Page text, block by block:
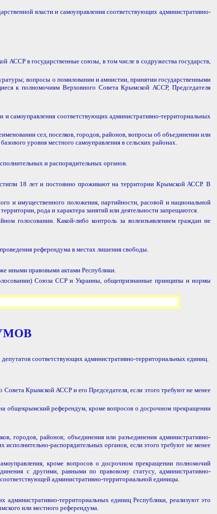
власти и самоуправления соответствующих административно-
в государственные союзы, в том числе в содружества государств,
вопросы о помиловании и амнистии, принятии государственными
к полномочиям Верховного Совета Крымской АССР, Председателя
самоуправления соответствующих административно-территориальных
сел, поселков, городов, районов, вопросы об объединении или
уровня местного самоуправления в сельских районах.
и распорядительных органов.
18 лет и постоянно проживают на территории Крымской АССР. В
и имущественного положения, партийности, расовой и национальной
рода и характера занятий или деятельности запрещаются.
голосовании. Какой-либо контроль за волеизъявлением граждан не
референдума в местах лишения свободы.
иными правовыми актами Республики.
Союза ССР и Украины, общепризнанные принципы и нормы
соответствующих административно-территориальных единиц.
Крымской АССР и его Председателя, если этого требуют не менее
общекрымский референдум, кроме вопросов о досрочном прекращении
городов, районов; объединения или разъединения административно-
распорядительных органов, если этого требуют не менее
кроме вопросов о досрочном прекращении полномочий
с другими, равными по правовому статусу, административно-
административно-территориальной единицы.
территориальных единиц Республики, реализуют это
или местного референдума.